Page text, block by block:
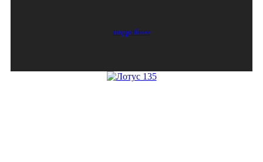
подробнее